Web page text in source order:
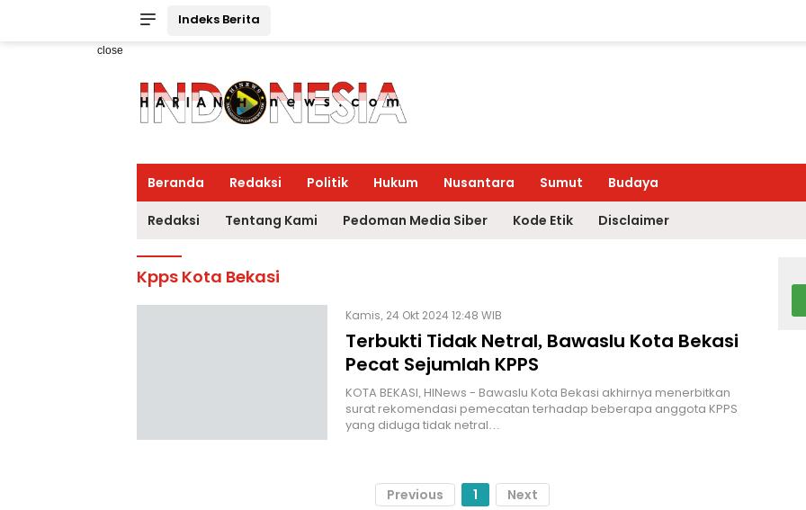
Indeks Berita
close
Beranda Redaksi Politik Hukum Nusantara Sumut Budaya
Redaksi Tentang Kami Pedoman Media Siber Kode Etik Disclaimer
Kpps Kota Bekasi
Kamis, 24 Okt 2024 12:48 WIB
Terbukti Tidak Netral, Bawaslu Kota Bekasi
Pecat Sejumlah KPPS
KOTA BEKASI, HINews - Bawaslu Kota Bekasi akhirnya menerbitkan
surat rekomendasi pemecatan terhadap beberapa anggota KPPS
yang diduga tidak netral…
Previous 1 Next